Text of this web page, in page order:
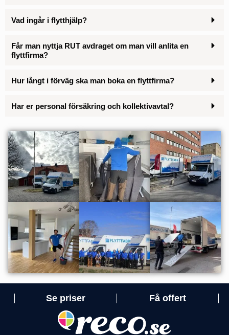
Vad ingår i flytthjälp?
Får man nyttja RUT avdraget om man vill anlita en
flyttfirma?
Hur långt i förväg ska man boka en flyttfirma?
Har er personal försäkring och kollektivavtal?
Se priser Få offert